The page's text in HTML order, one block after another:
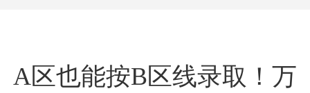
A区也能按B区线录取！万